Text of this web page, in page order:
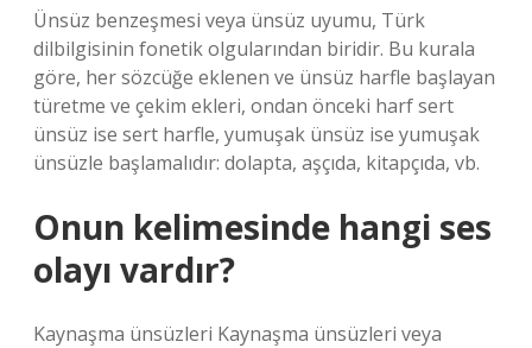
Ünsüz benzeşmesi veya ünsüz uyumu, Türk
dilbilgisinin fonetik olgularından biridir. Bu kurala
göre, her sözcüğe eklenen ve ünsüz harfle başlayan
türetme ve çekim ekleri, ondan önceki harf sert
ünsüz ise sert harfle, yumuşak ünsüz ise yumuşak
ünsüzle başlamalıdır: dolapta, aşçıda, kitapçıda, vb.
Onun kelimesinde hangi ses
olayı vardır?
Kaynaşma ünsüzleri Kaynaşma ünsüzleri veya